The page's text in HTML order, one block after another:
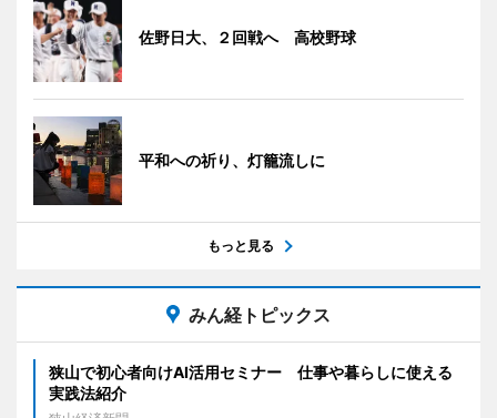
佐野日大、２回戦へ 高校野球
平和への祈り、灯籠流しに
もっと見る
みん経トピックス
狭山で初心者向けAI活用セミナー 仕事や暮らしに使える
実践法紹介